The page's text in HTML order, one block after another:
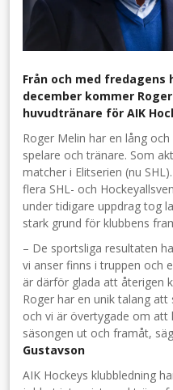
Från och med fredagens
december kommer
huvudtränare för AIK
Roger Melin har en lång
spelare och tränare. Som
matcher i Elitserien (nu
flera SHL- och
under tidigare uppdrag tog
stark grund för klubbens
– De sportsliga resultaten
vi anser finns i truppen och
är därför glada att återigen
Roger har en unik talang
och vi är övertygade om
säsongen ut och framåt,
Gustavson
AIK Hockeys klubbledning